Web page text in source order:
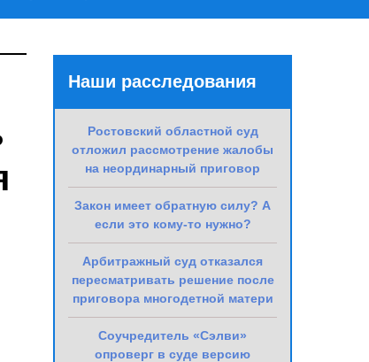
Наши расследования
Ростовский областной суд
отложил рассмотрение жалобы
на неординарный приговор
Закон имеет обратную силу? А
если это кому-то нужно?
Арбитражный суд отказался
пересматривать решение после
приговора многодетной матери
Соучредитель «Сэлви»
опроверг в суде версию